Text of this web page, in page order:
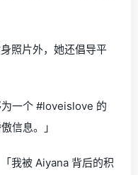
照片外，她还倡导平
一个 #loveislove 的
信息。」
我被 Aiyana 背后的积